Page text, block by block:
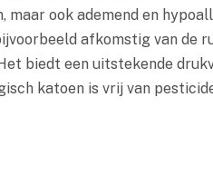
maar ook ademend en
afkomstig van de
biedt een uitstekende
katoen is vrij van